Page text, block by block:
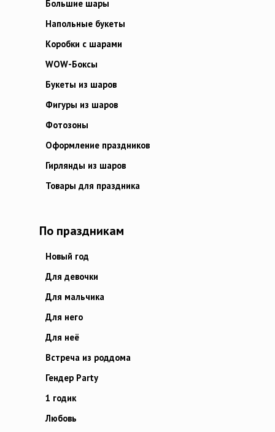
Большие шары
Напольные букеты
Коробки с шарами
WOW-Боксы
Букеты из шаров
Фигуры из шаров
Фотозоны
Оформление праздников
Гирлянды из шаров
Товары для праздника
По праздникам
Новый год
Для девочки
Для мальчика
Для него
Для неё
Встреча из роддома
Гендер Party
1 годик
Любовь